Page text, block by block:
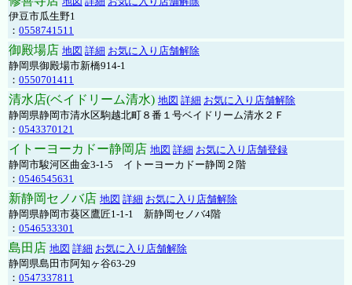
伊豆市瓜生野1
： 0558741511
御殿場店 地図 詳細 お気に入り店舗解除
静岡県御殿場市新橋914-1
： 0550701411
清水店(ベイドリーム清水) 地図 詳細 お気に入り店舗解除
静岡県静岡市清水区駒越北町８番１号ベイドリーム清水２Ｆ
： 0543370121
イトーヨーカドー静岡店 地図 詳細 お気に入り店舗登録
静岡市駿河区曲金3-1-5 イトーヨーカドー静岡２階
： 0546545631
新静岡セノバ店 地図 詳細 お気に入り店舗解除
静岡県静岡市葵区鷹匠1-1-1 新静岡セノバ4階
： 0546533301
島田店 地図 詳細 お気に入り店舗解除
静岡県島田市阿知ヶ谷63-29
： 0547337811